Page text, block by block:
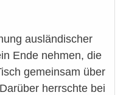
ausländischer
Ende nehmen, die
gemeinsam über
herrschte bei